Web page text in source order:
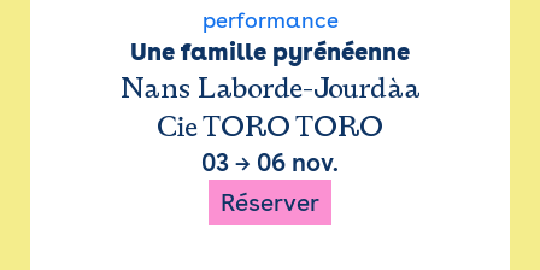
performance
Une famille pyrénéenne
Nans Laborde-Jourdàa
Cie TORO TORO
03 → 06 nov.
Réserver